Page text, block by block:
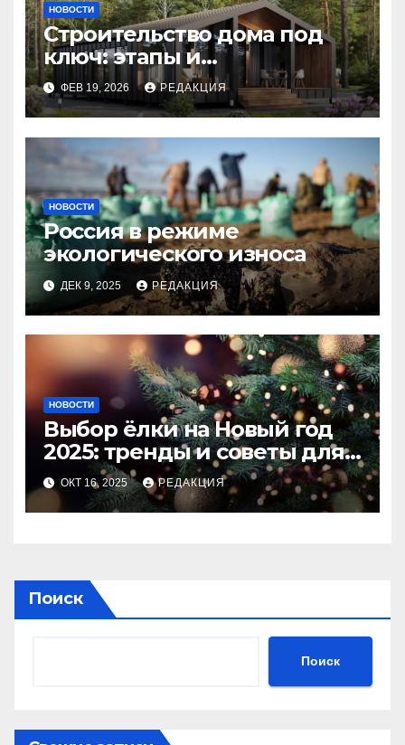
НОВОСТИ
Строительство дома под
ключ: этапы и
планирование бюджета
ФЕВ 19, 2026 РЕДАКЦИЯ
НОВОСТИ
Россия в режиме
экологического износа
ДЕК 9, 2025 РЕДАКЦИЯ
НОВОСТИ
Выбор ёлки на Новый год
2025: тренды и советы для
идеального праздника
ОКТ 16, 2025 РЕДАКЦИЯ
Поиск
Поиск